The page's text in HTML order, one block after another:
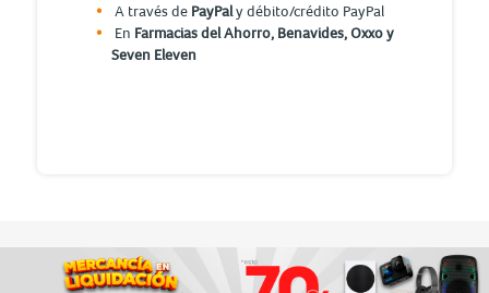
A través de PayPaly débito/crédito PayPal
En Farmacias del Ahorro, Benavides, Oxxo y
Seven Eleven